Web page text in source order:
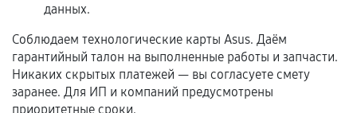
механические повреждения, попадание влаги,
перегрев, коррозия.
Самостоятельный ремонт или вмешательство
третьих лиц.
Естественный износ деталей, если иное не
данных.
Соблюдаем технологические карты Asus. Даём
гарантийный талон на выполненные работы и запчасти.
Никаких скрытых платежей — вы согласуете смету
заранее. Для ИП и компаний предусмотрены
приоритетные сроки.